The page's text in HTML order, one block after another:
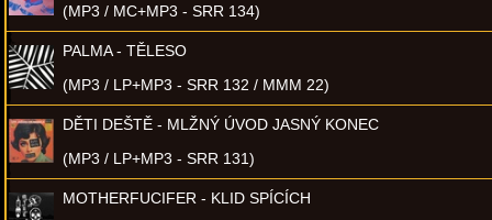
(MP3 / MC+MP3 - SRR 134)
PALMA - TĚLESO
(MP3 / LP+MP3 - SRR 132 / MMM 22)
DĚTI DEŠTĚ - MLŽNÝ ÚVOD JASNÝ KONEC
(MP3 / LP+MP3 - SRR 131)
MOTHERFUCIFER - KLID SPÍCÍCH